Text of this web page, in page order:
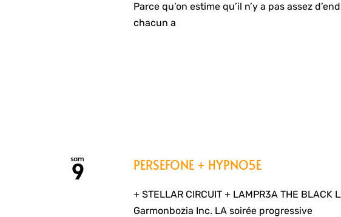
Parce qu’on estime qu’il n’y a pas assez
chacun a
sam
9 PERSEFONE + HYPNO5E
+ STELLAR CIRCUIT + LAMPR3A THE
Garmonbozia Inc. LA soirée progressive